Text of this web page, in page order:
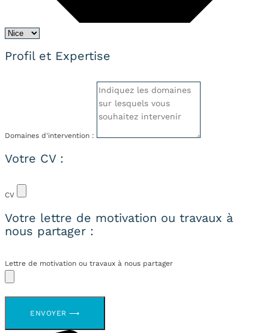
Profil et Expertise
Domaines d'intervention :
Votre CV :
CV
Votre lettre de motivation ou travaux à
nous partager :
Lettre de motivation ou travaux à nous partager
ENVOYER ⟶